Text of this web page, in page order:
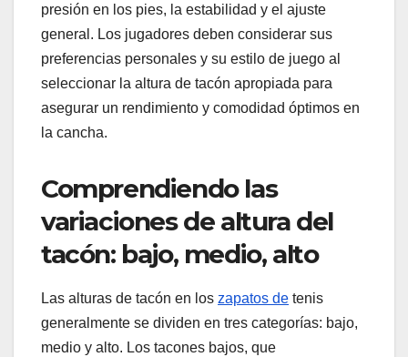
presión en los pies, la estabilidad y el ajuste
general. Los jugadores deben considerar sus
preferencias personales y su estilo de juego al
seleccionar la altura de tacón apropiada para
asegurar un rendimiento y comodidad óptimos en
la cancha.
Comprendiendo las
variaciones de altura del
tacón: bajo, medio, alto
Las alturas de tacón en los zapatos de tenis
generalmente se dividen en tres categorías: bajo,
medio y alto. Los tacones bajos, que